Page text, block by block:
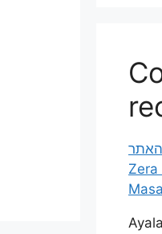
Zera
Ayala